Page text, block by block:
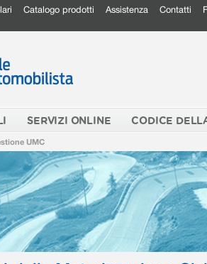
Catalogo prodotti Assistenza Contatti
SERVIZI ONLINE CODICE
UMC